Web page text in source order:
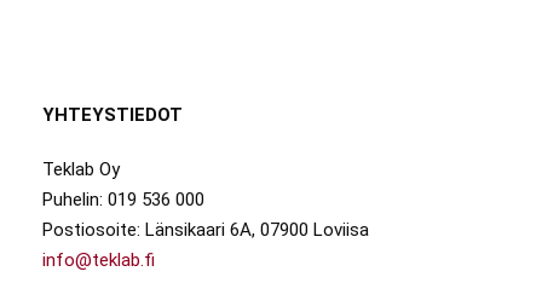
YHTEYSTIEDOT
Teklab Oy
Puhelin: 019 536 000
Postiosoite: Länsikaari 6A, 07900 Loviisa
info@teklab.fi